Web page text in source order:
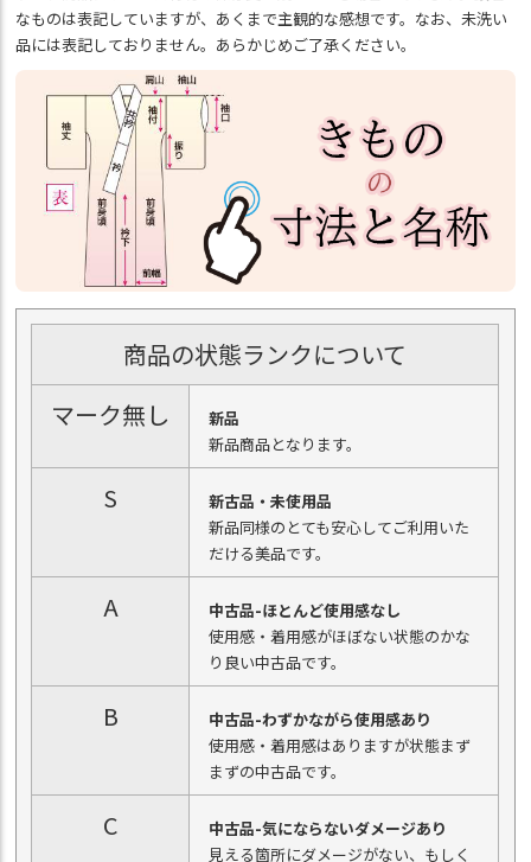
なものは表記していますが、あくまで主観的な感想です。なお、未洗い
品には表記しておりません。あらかじめご了承ください。
商品の状態ランクについて
マーク無し
新品
新品商品となります。
S
新古品・未使用品
新品同様のとても安心してご利用いた
だける美品です。
A
中古品-ほとんど使用感なし
使用感・着用感がほぼない状態のかな
り良い中古品です。
B
中古品-わずかながら使用感あり
使用感・着用感はありますが状態まず
まずの中古品です。
C
中古品-気にならないダメージあり
見える箇所にダメージがない、もしく